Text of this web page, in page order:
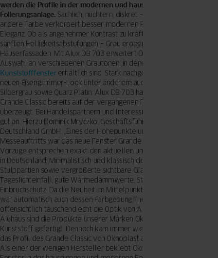
werden die Profile in der modernen und hauseigenen
Folierungsanlage. Sachlich, nüchtern, diskret – dafür steht Grau. Keine
andere Farbe verkörpert besser modernen Purismus und schlichte
Eleganz. Ob als angenehmer Kontrast zu kräftigen Farben oder in
sanften Helligkeitsabstufungen – Grau erobert zunehmend die
Häuserfassaden. Mit Alux DB 703 erweitert Oknoplast nun die
Auswahl an verschiedenen Grautönen, in denen seine
Kunststofffenstererhältlich sind. Stark nachgefragt sind neben dem
neuen Eisenglimmer-Look unter anderem auch Anthrazit- und
Silbergrau sowie Quarz Platin. Alux DB 703 hat am neuen Fenster
Grande Classic bereits auf der vergangenen Fensterbau Frontale
überzeugt. Bei Handelspartnern und Interessierten kam der Grauton
gut an. Hierzu Dominik Mryczko, Geschäftsführer der Oknoplast
Deutschland GmbH: „Eines der Höhepunkte unseres diesjährigen
Messeauftritts war das neue Fenster Grande Classic. Dessen
Vorzüge entsprechen exakt den aktuellen und kommenden Trends
in Deutschland: Minimalistisch und klassisch designte Profile und
Stulppartien sowie vergrößerte sichtbare Glasflächen für mehr
Tageslichteinfall, gute Wärmedämmwerte, Stabilität und
Einbruchschutz. Da die Neuheit im Mittelpunkt des Interesses stand,
war automatisch auch dessen Farbgebung Thema. Diese immitiert
offensichtlich täuschend echt die Optik von Aluminium. Anders als bei
Aluhaus sind die Produkte unserer Marken Oknoplast und WnD aus
Kunststoff gefertigt. Dennoch kam immer wieder die Frage auf, ob
das Profil des Grande Classic von Oknoplast aus Aluminium besteht.“
Als einer der wenigen Hersteller beklebt Oknoplast nahezu alle